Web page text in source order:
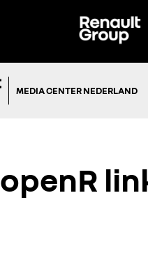
MEDIA CENTER NEDERLAND
openR